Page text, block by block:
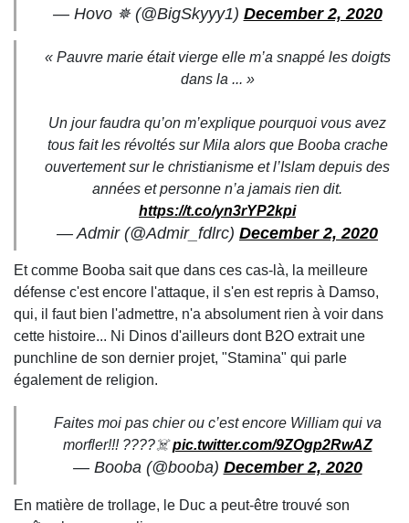
— Hovo ✵ (@BigSkyyy1) December 2, 2020
« Pauvre marie était vierge elle m’a snappé les doigts
dans la ... »
Un jour faudra qu’on m’explique pourquoi vous avez
tous fait les révoltés sur Mila alors que Booba crache
ouvertement sur le christianisme et l’Islam depuis des
années et personne n’a jamais rien dit.
https://t.co/yn3rYP2kpi
— Admir (@Admir_fdlrc) December 2, 2020
Et comme Booba sait que dans ces cas-là, la meilleure
défense c'est encore l'attaque, il s'en est repris à Damso,
qui, il faut bien l'admettre, n'a absolument rien à voir dans
cette histoire... Ni Dinos d'ailleurs dont B2O extrait une
punchline de son dernier projet, "Stamina" qui parle
également de religion.
Faites moi pas chier ou c’est encore William qui va
morfler!!! ????‍☠️pic.twitter.com/9ZOgp2RwAZ
— Booba (@booba) December 2, 2020
En matière de trollage, le Duc a peut-être trouvé son